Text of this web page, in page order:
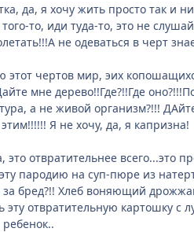
да, я хочу жить просто так
то, иди туда-то, это не
не одеваться в черт
этот чертов мир, эих
мне дерево!!Где?!!Где
а не живой организм?!!!
Я не хочу, да, я капризна!
это отвратительнее
пародию на суп-пюре из
за бред?!! Хлеб воняющий
эту отвратительную картошку